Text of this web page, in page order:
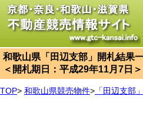
和歌山県「田辺支部」開札結果
＜開札期日：平成29年11月7日＞
TOP> 和歌山県競売物件> 「田辺支部